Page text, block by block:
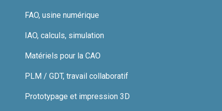
FAO, usine numérique
IAO, calculs, simulation
Matériels pour la CAO
PLM / GDT, travail collaboratif
Prototypage et impression 3D